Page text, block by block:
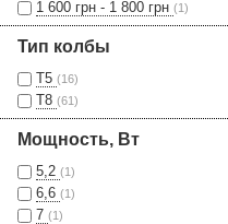
1 600 грн - 1 800 грн (1)
Тип колбы
Т5 (16)
Т8 (61)
Мощность, Вт
5,2 (1)
6,6 (1)
7 (1)